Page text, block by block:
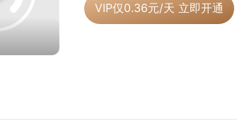
VIP仅0.36元/天 立即开通